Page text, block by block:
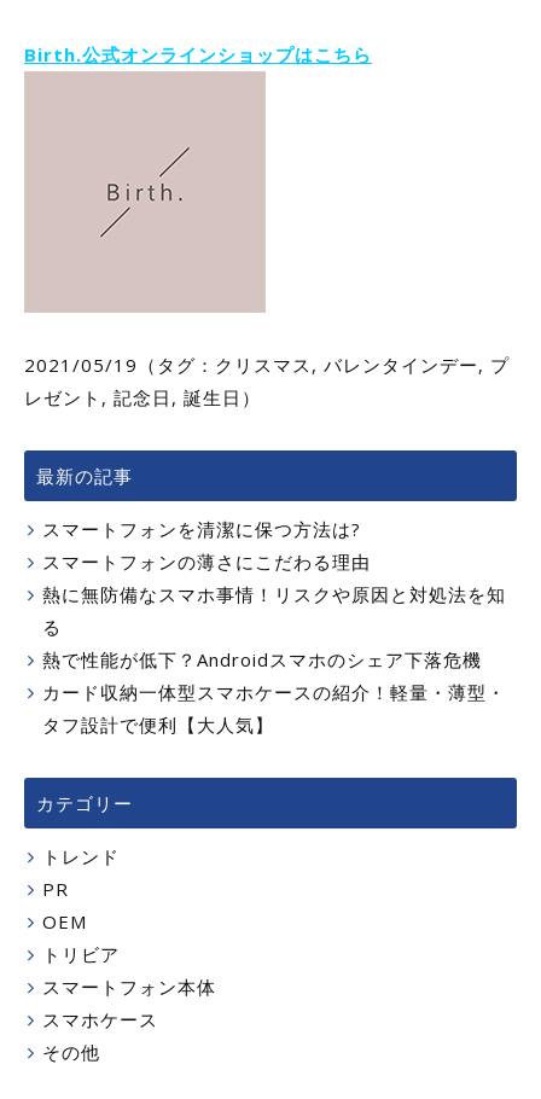
Birth.公式オンラインショップはこちら
2021/05/19（タグ： クリスマス , バレンタインデー, プ
レゼント , 記念日 , 誕生日 ）
最新の記事
スマートフォンを清潔に保つ方法は?
スマートフォンの薄さにこだわる理由
熱に無防備なスマホ事情！リスクや原因と対処法を知
る
熱で性能が低下？Androidスマホのシェア下落危機
カード収納一体型スマホケースの紹介！軽量・薄型・
タフ設計で便利【大人気】
カテゴリー
トレンド
PR
OEM
トリビア
スマートフォン本体
スマホケース
その他